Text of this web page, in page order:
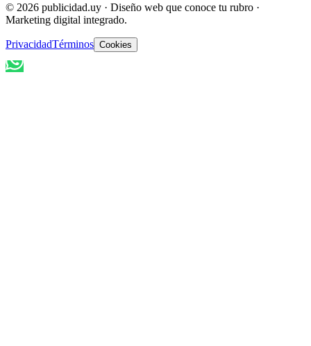
© 2026 publicidad.uy · Diseño web que conoce tu rubro ·
Marketing digital integrado.
PrivacidadTérminos Cookies